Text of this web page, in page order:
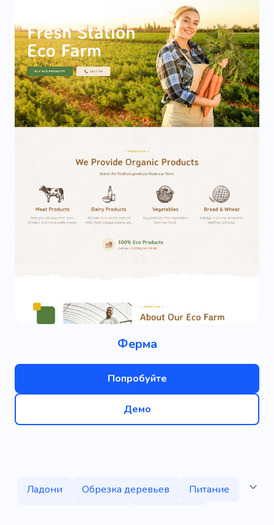
Ферма
Попробуйте
Демо
Ладони Обрезка деревьев
Питание